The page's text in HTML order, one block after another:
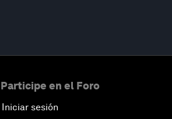
Participe en el Foro
Iniciar sesión